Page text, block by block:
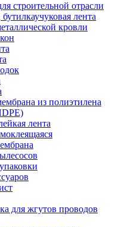
строительной отрасли
лента
кровли
из полиэтилена
лента
для жгутов проводов